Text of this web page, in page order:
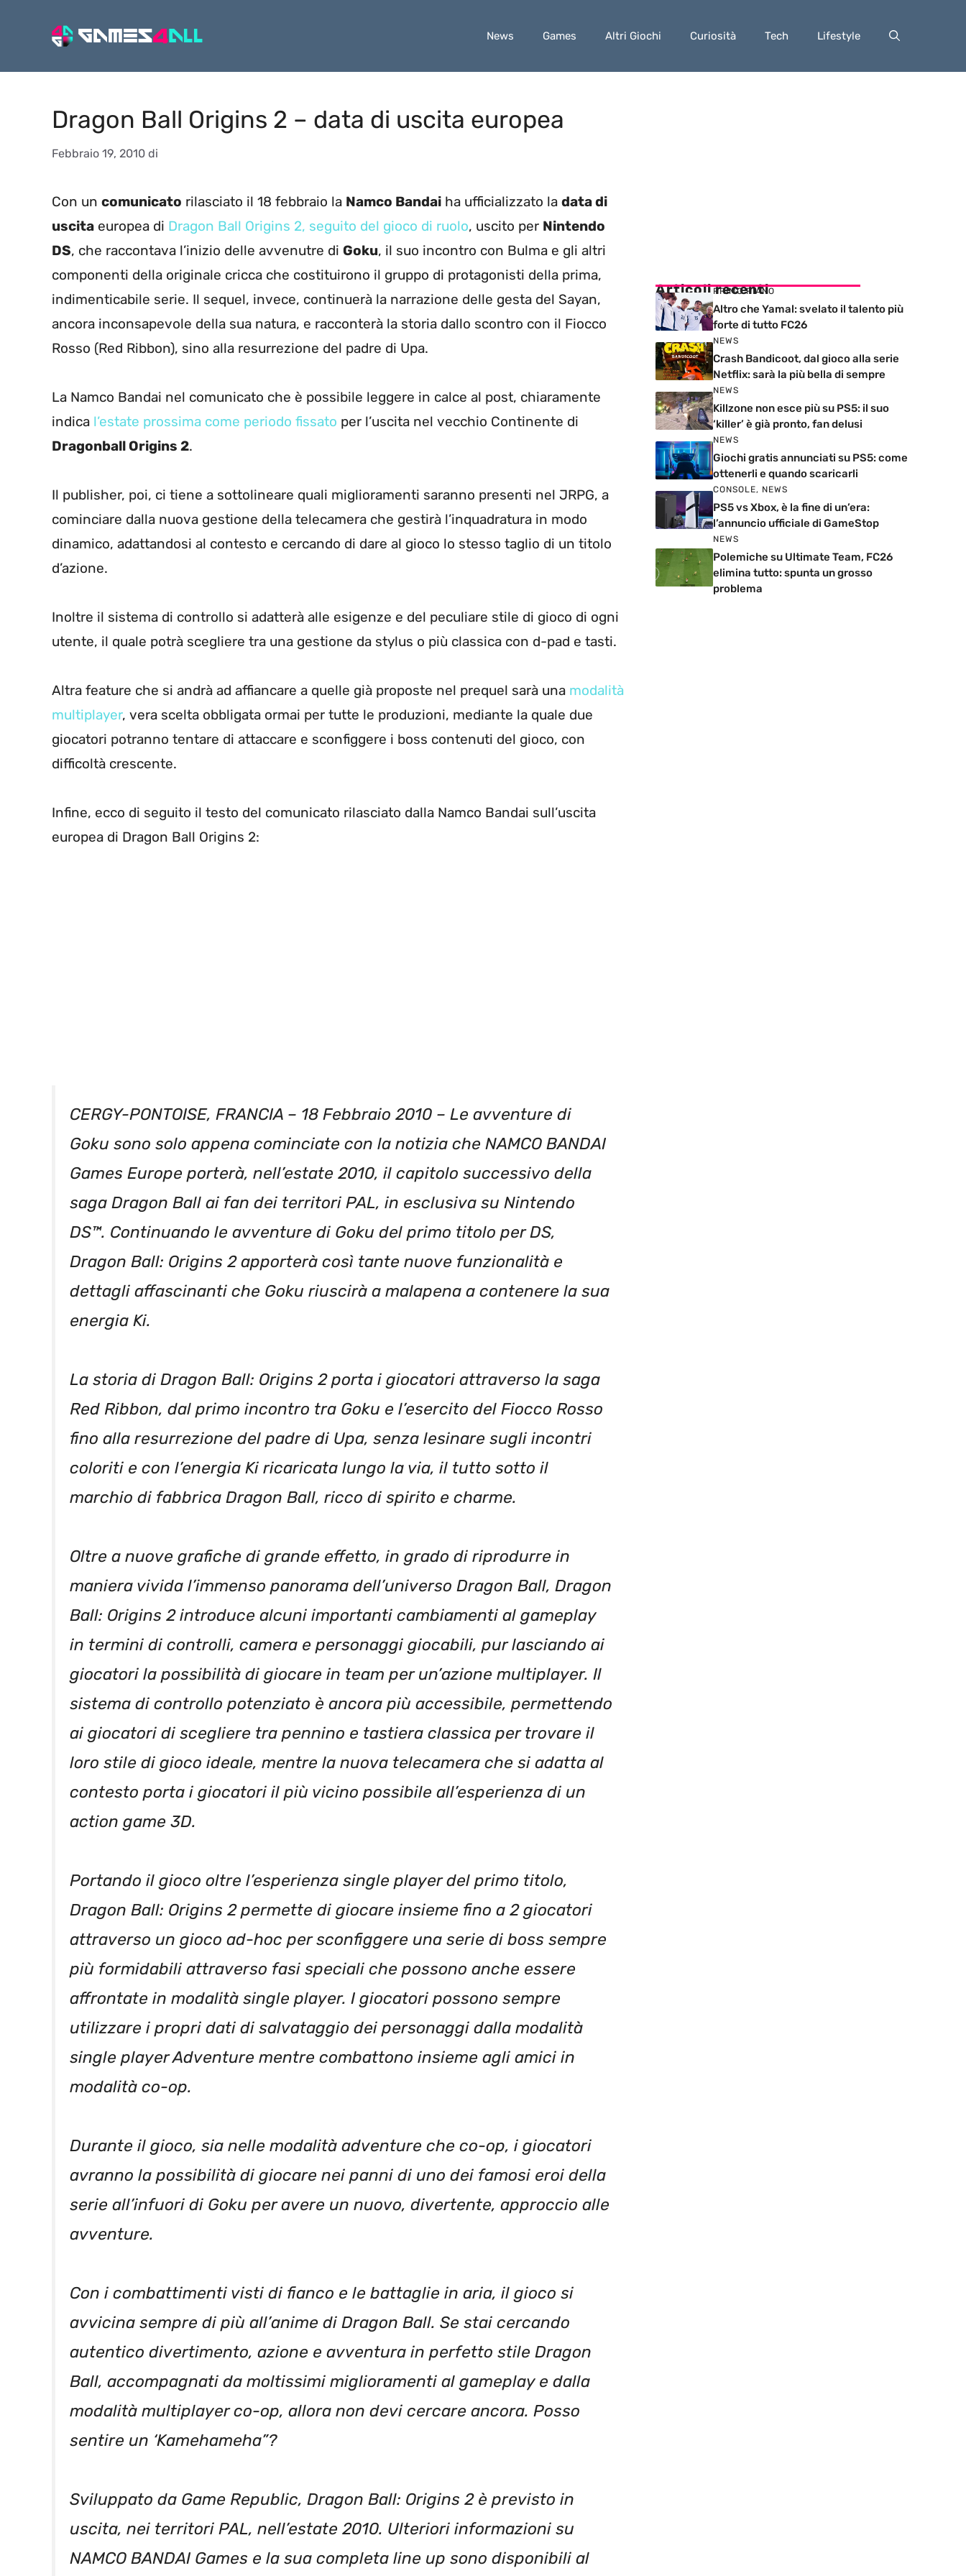
News Games Altri Giochi Curiosità Tech Lifestyle
Dragon Ball Origins 2 – data di uscita europea
Febbraio 19, 2010 di
Con un comunicato rilasciato il 18 febbraio la Namco Bandai ha ufficializzato la data di
uscita europea di Dragon Ball Origins 2, seguito del gioco di ruolo, uscito per Nintendo
DS, che raccontava l’inizio delle avvenutre di Goku, il suo incontro con Bulma e gli altri
componenti della originale cricca che costituirono il gruppo di protagonisti della prima,
indimenticabile serie. Il sequel, invece, continuerà la narrazione delle gesta del Sayan,
ancora inconsapevole della sua natura, e racconterà la storia dallo scontro con il Fiocco
Rosso (Red Ribbon), sino alla resurrezione del padre di Upa.
La Namco Bandai nel comunicato che è possibile leggere in calce al post, chiaramente
indica l’estate prossima come periodo fissato per l’uscita nel vecchio Continente di
Dragonball Origins 2.
Il publisher, poi, ci tiene a sottolineare quali miglioramenti saranno presenti nel JRPG, a
cominciare dalla nuova gestione della telecamera che gestirà l’inquadratura in modo
dinamico, adattandosi al contesto e cercando di dare al gioco lo stesso taglio di un titolo
d’azione.
Inoltre il sistema di controllo si adatterà alle esigenze e del peculiare stile di gioco di ogni
utente, il quale potrà scegliere tra una gestione da stylus o più classica con d-pad e tasti.
Altra feature che si andrà ad affiancare a quelle già proposte nel prequel sarà una modalità
multiplayer, vera scelta obbligata ormai per tutte le produzioni, mediante la quale due
giocatori potranno tentare di attaccare e sconfiggere i boss contenuti del gioco, con
difficoltà crescente.
Infine, ecco di seguito il testo del comunicato rilasciato dalla Namco Bandai sull’uscita
europea di Dragon Ball Origins 2:
CERGY-PONTOISE, FRANCIA – 18 Febbraio 2010 – Le avventure di
Goku sono solo appena cominciate con la notizia che NAMCO BANDAI
Games Europe porterà, nell’estate 2010, il capitolo successivo della
saga Dragon Ball ai fan dei territori PAL, in esclusiva su Nintendo
DS™. Continuando le avventure di Goku del primo titolo per DS,
Dragon Ball: Origins 2 apporterà così tante nuove funzionalità e
dettagli affascinanti che Goku riuscirà a malapena a contenere la sua
energia Ki.
La storia di Dragon Ball: Origins 2 porta i giocatori attraverso la saga
Red Ribbon, dal primo incontro tra Goku e l’esercito del Fiocco Rosso
fino alla resurrezione del padre di Upa, senza lesinare sugli incontri
coloriti e con l’energia Ki ricaricata lungo la via, il tutto sotto il
marchio di fabbrica Dragon Ball, ricco di spirito e charme.
Oltre a nuove grafiche di grande effetto, in grado di riprodurre in
maniera vivida l’immenso panorama dell’universo Dragon Ball, Dragon
Ball: Origins 2 introduce alcuni importanti cambiamenti al gameplay
in termini di controlli, camera e personaggi giocabili, pur lasciando ai
giocatori la possibilità di giocare in team per un’azione multiplayer. Il
sistema di controllo potenziato è ancora più accessibile, permettendo
ai giocatori di scegliere tra pennino e tastiera classica per trovare il
loro stile di gioco ideale, mentre la nuova telecamera che si adatta al
contesto porta i giocatori il più vicino possibile all’esperienza di un
action game 3D.
Portando il gioco oltre l’esperienza single player del primo titolo,
Dragon Ball: Origins 2 permette di giocare insieme fino a 2 giocatori
attraverso un gioco ad-hoc per sconfiggere una serie di boss sempre
più formidabili attraverso fasi speciali che possono anche essere
affrontate in modalità single player. I giocatori possono sempre
utilizzare i propri dati di salvataggio dei personaggi dalla modalità
single player Adventure mentre combattono insieme agli amici in
modalità co-op.
Durante il gioco, sia nelle modalità adventure che co-op, i giocatori
avranno la possibilità di giocare nei panni di uno dei famosi eroi della
serie all’infuori di Goku per avere un nuovo, divertente, approccio alle
avventure.
Con i combattimenti visti di fianco e le battaglie in aria, il gioco si
avvicina sempre di più all’anime di Dragon Ball. Se stai cercando
autentico divertimento, azione e avventura in perfetto stile Dragon
Ball, accompagnati da moltissimi miglioramenti al gameplay e dalla
modalità multiplayer co-op, allora non devi cercare ancora. Posso
sentire un ‘Kamehameha”?
Sviluppato da Game Republic, Dragon Ball: Origins 2 è previsto in
uscita, nei territori PAL, nell’estate 2010. Ulteriori informazioni su
NAMCO BANDAI Games e la sua completa line up sono disponibili al
Articoli recenti
PRIMO PIANO
Altro che Yamal: svelato il talento più
forte di tutto FC26
NEWS
Crash Bandicoot, dal gioco alla serie
Netflix: sarà la più bella di sempre
NEWS
Killzone non esce più su PS5: il suo
‘killer’ è già pronto, fan delusi
NEWS
Giochi gratis annunciati su PS5: come
ottenerli e quando scaricarli
CONSOLE, NEWS
PS5 vs Xbox, è la fine di un’era:
l’annuncio ufficiale di GameStop
NEWS
Polemiche su Ultimate Team, FC26
elimina tutto: spunta un grosso
problema